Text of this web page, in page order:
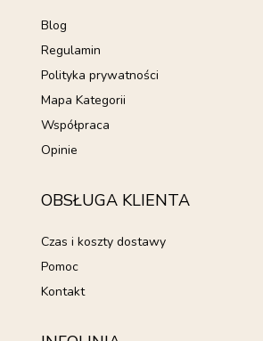
Blog
Regulamin
Polityka prywatności
Mapa Kategorii
Współpraca
Opinie
OBSŁUGA KLIENTA
Czas i koszty dostawy
Pomoc
Kontakt